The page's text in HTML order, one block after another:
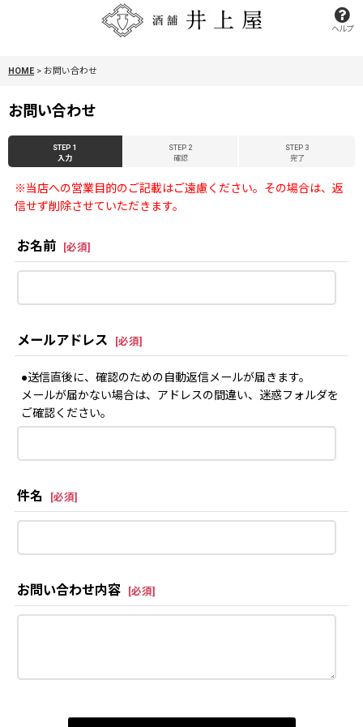
ヘルプ
HOME > お問い合わせ
お問い合わせ
STEP 1
入力
STEP 2
確認
STEP 3
完了
※当店への営業目的のご記載はご遠慮ください。その場合は、返
信せず削除させていただきます。
お名前 [必須]
メールアドレス [必須]
●送信直後に、確認のための自動返信メールが届きます。
メールが届かない場合は、アドレスの間違い、迷惑フォルダを
ご確認ください。
件名 [必須]
お問い合わせ内容 [必須]